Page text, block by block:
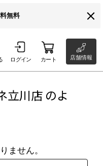
無料
ログイン カート 店舗情報
立川店 のよ
ません。